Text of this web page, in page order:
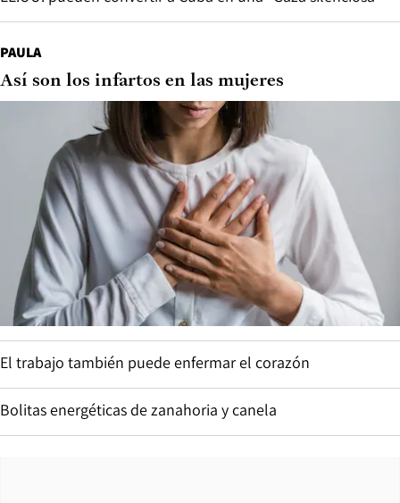
PAULA
Así son los infartos en las mujeres
El trabajo también puede enfermar el corazón
Bolitas energéticas de zanahoria y canela